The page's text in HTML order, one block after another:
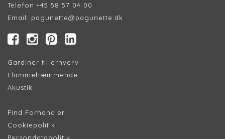
Telefon:+45 58 57 04 00
Email: pagunette@pagunette.dk
Gardiner til erhverv
Flammehæmmende
Akustik
Find Forhandler
Cookiepolitik